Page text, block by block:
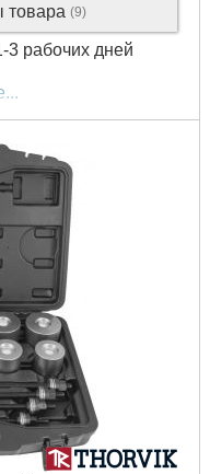
товара (9)
3 рабочих дней